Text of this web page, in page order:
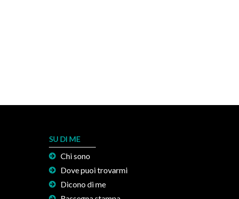
SU DI ME
Chi sono
Dove puoi trovarmi
Dicono di me